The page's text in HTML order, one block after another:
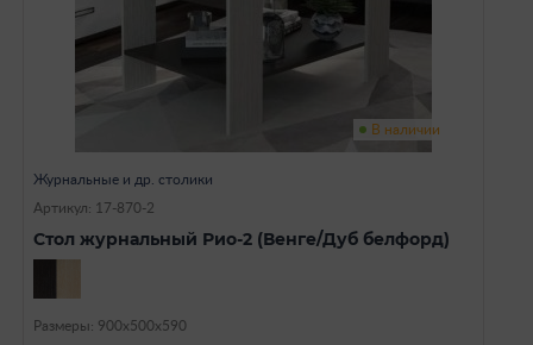
В наличии
Журнальные и др. столики
Артикул: 17-870-2
Стол журнальный Рио-2 (Венге/Дуб белфорд)
Размеры: 900х500х590